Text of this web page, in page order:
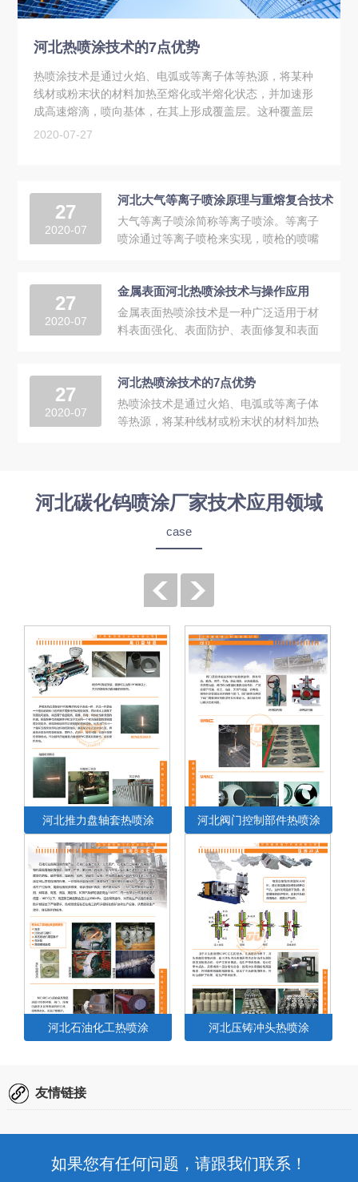
河北热喷涂技术的7点优势
热喷涂技术是通过火焰、电弧或等离子体等热源，将某种
线材或粉末状的材料加热至熔化或半熔化状态，并加速形
成高速熔滴，喷向基体，在其上形成覆盖层。这种覆盖层
称为喷涂层。与其他表...
2020-07-27
27
2020-07
河北大气等离子喷涂原理与重熔复合技术
大气等离子喷涂简称等离子喷涂。等离子
喷涂通过等离子喷枪来实现，喷枪的喷嘴
27
2020-07
金属表面河北热喷涂技术与操作应用
金属表面热喷涂技术是一种广泛适用于材
料表面强化、表面防护、表面修复和表面
27
2020-07
河北热喷涂技术的7点优势
热喷涂技术是通过火焰、电弧或等离子体
等热源，将某种线材或粉末状的材料加热
河北碳化钨喷涂厂家技术应用领域
case
河北推力盘轴套热喷涂
推力盘是固定在主轴上的推力轴承
中的一部分，它的作用就是将转子
剩余的轴向力通过油膜作用在推力
轴承上，同时还确定了转子固定零
部件的位置，可通过热喷涂进行表
面加工处理。...
河北阀门控制部件热喷涂
阀门是管路流体输送系统中控制部
件，用来改变通路断面和介质流动
方向，具有导流、截止、节流、止
回、分流或溢流卸压等功能，阀门
控制部件可采用壹佰精工的热喷涂
加工处理。...
河北石油化工热喷涂
其部件的耐磨损、耐腐蚀、抗疲劳
特性都提出了特定的要求，因此热
河北压铸冲头热喷涂
表面耐磨的加工处理很有必要，热
友情链接
如果您有任何问题，请跟我们联系！